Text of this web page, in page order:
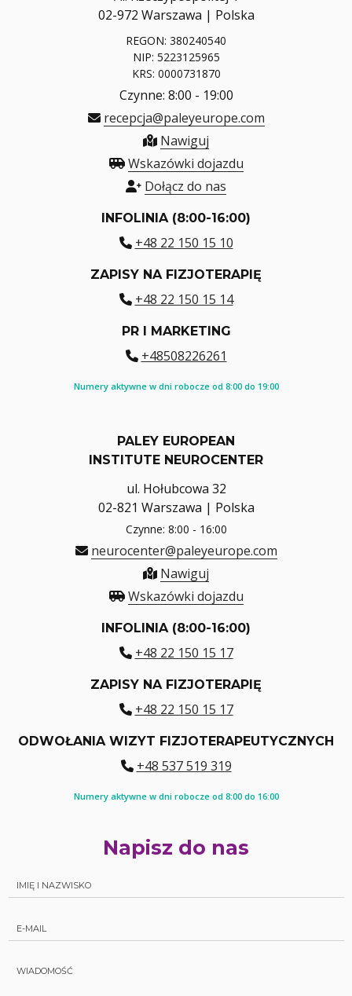
02-972 Warszawa | Polska
REGON: 380240540
NIP: 5223125965
KRS: 0000731870
Czynne: 8:00 - 19:00
recepcja@paleyeurope.com
Nawiguj
Wskazówki dojazdu
Dołącz do nas
INFOLINIA (8:00-16:00)
+48 22 150 15 10
ZAPISY NA FIZJOTERAPIĘ
+48 22 150 15 14
PR I MARKETING
+48508226261
Numery aktywne w dni robocze od 8:00 do 19:00
PALEY EUROPEAN
INSTITUTE NEUROCENTER
ul. Hołubcowa 32
02-821 Warszawa | Polska
Czynne: 8:00 - 16:00
neurocenter@paleyeurope.com
Nawiguj
Wskazówki dojazdu
INFOLINIA (8:00-16:00)
+48 22 150 15 17
ZAPISY NA FIZJOTERAPIĘ
+48 22 150 15 17
ODWOŁANIA WIZYT FIZJOTERAPEUTYCZNYCH
+48 537 519 319
Numery aktywne w dni robocze od 8:00 do 16:00
Napisz do nas